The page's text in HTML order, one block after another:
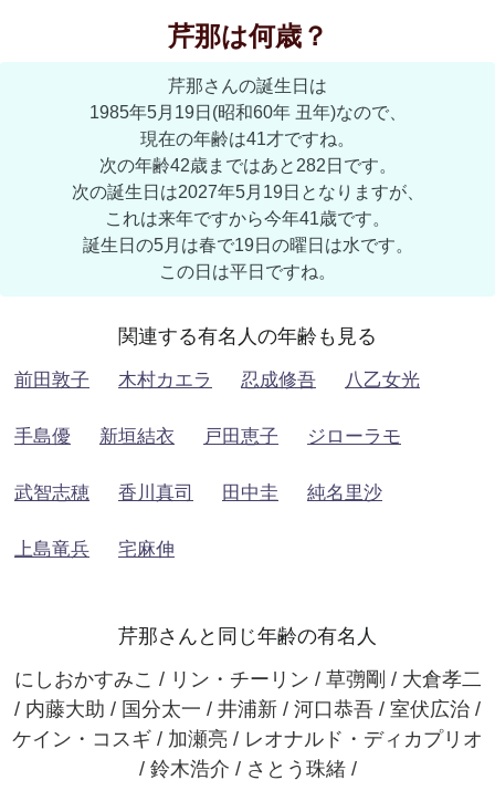
芹那は何歳？
芹那さんの誕生日は
1985年5月19日(昭和60年 丑年)なので、
現在の年齢は41才ですね。
次の年齢42歳まではあと282日です。
次の誕生日は2027年5月19日となりますが、
これは来年ですから今年41歳です。
誕生日の5月は春で19日の曜日は水です。
この日は平日ですね。
関連する有名人の年齢も見る
前田敦子 木村カエラ 忍成修吾 八乙女光
手島優 新垣結衣 戸田恵子 ジローラモ
武智志穂 香川真司 田中圭 純名里沙
上島竜兵 宅麻伸
芹那さんと同じ年齢の有名人
にしおかすみこ / リン・チーリン / 草彅剛 / 大倉孝二
/ 内藤大助 / 国分太一 / 井浦新 / 河口恭吾 / 室伏広治 /
ケイン・コスギ / 加瀬亮 / レオナルド・ディカプリオ
/ 鈴木浩介 / さとう珠緒 /